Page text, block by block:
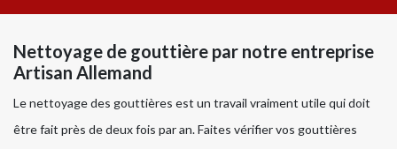
Nettoyage de gouttière par notre entreprise
Artisan Allemand
Le nettoyage des gouttières est un travail vraiment utile qui doit
être fait près de deux fois par an. Faites vérifier vos gouttières